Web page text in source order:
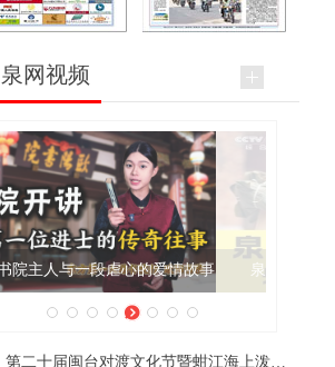
泉网视频
泉州肉粽亮相央视《新闻联播》